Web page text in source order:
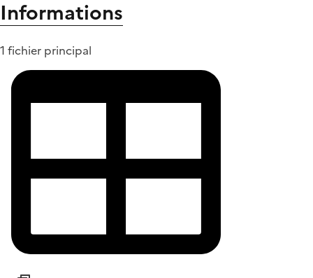
Informations
1 fichier principal